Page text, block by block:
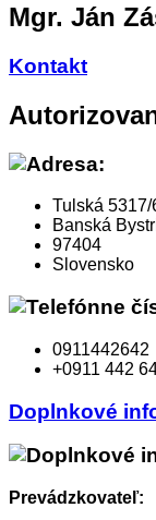
Mgr. Ján
Kontakt
Tulská 5317/
Banská
97404
Slovensko
0911442642
+0911 442
Doplnkové
Prevádzkovateľ: